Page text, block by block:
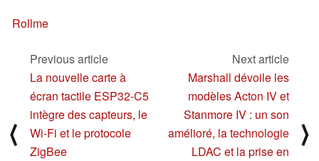
Rollme
⟨
Previous article
La nouvelle carte à
écran tactile ESP32-C5
intègre des capteurs, le
Wi-Fi et le protocole
ZigBee
Next article
Marshall dévoile les
modèles Acton IV et
Stanmore IV : un son
amélioré, la technologie
LDAC et la prise en
⟩